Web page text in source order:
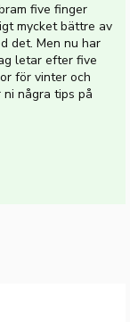
five finger
mycket bättre av
det. Men nu har
letar efter five
för vinter och
några tips på